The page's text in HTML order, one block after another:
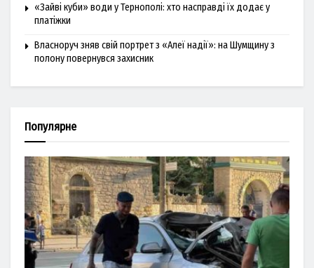
«Зайві куби» води у Тернополі: хто насправді їх додає у
платіжки
Власноруч зняв свій портрет з «Алеї надії»: на Шумщину з
полону повернувся захисник
Популярне